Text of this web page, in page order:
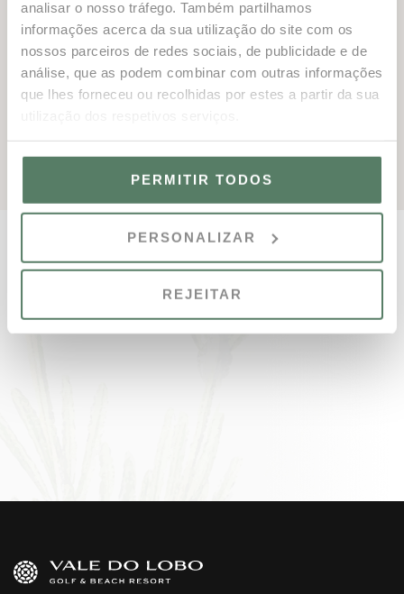
analisar o nosso tráfego. Também partilhamos
informações acerca da sua utilização do site com os
nossos parceiros de redes sociais, de publicidade e de
análise, que as podem combinar com outras informações
que lhes forneceu ou recolhidas por estes a partir da sua
PERMITIR TODOS
PERSONALIZAR
REJEITAR
lazer se encontram. A Academia de Ténis de Vale do
Lobo é mais que um espaço de treino, é um verdadeiro
refúgio para quem procura uma experiência completa e
memorável.